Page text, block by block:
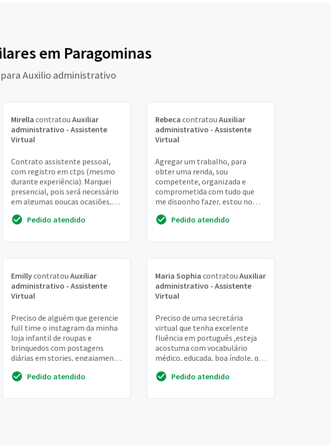
em Paragominas
Auxilio administrativo
Mirella contratou Auxiliar
administrativo - Assistente
Virtual
Contrato assistente pessoal,
com registro em ctps (mesmo
durante experiência). Marquei
presencial, pois será necessário
em algumas poucas ocasiões,
office, espe...
Pedido atendido
Rebeca contratou Auxiliar
administrativo - Assistente
Virtual
Agregar um trabalho, para
obter uma renda, sou
competente, organizada e
comprometida com tudo que
me disponho fazer, estou no
tenho experiencia em
Pedido atendido
Emillycontratou Auxiliar
administrativo - Assistente
Virtual
Preciso de alguém que gerencie
full time o instagram da minha
loja infantil de roupas e
brinquedos com postagens
diárias em stories, engajamento
aos directs. P...
Pedido atendido
Maria Sophia contratou Auxiliar
administrativo - Assistente
Virtual
Preciso de uma secretária
virtual que tenha excelente
fluência em português ,esteja
acostuma com vocabulário
médico, educada, boa índole, que
disponibilidade, entenda d...
Pedido atendido